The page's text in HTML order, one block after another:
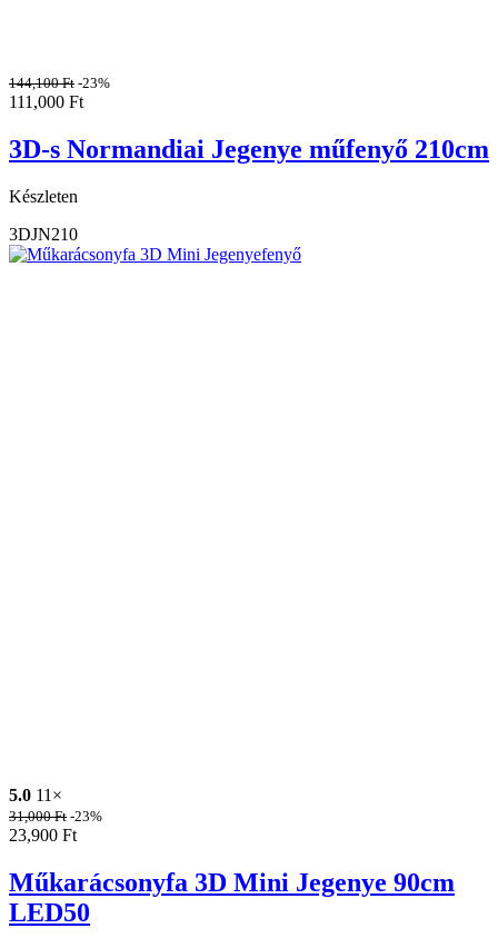
144,100Ft -23%
111,000 Ft
3D-s Normandiai Jegenye műfenyő 210cm
Készleten
3DJN210
5.0 11×
31,000Ft -23%
23,900 Ft
Műkarácsonyfa 3D Mini Jegenye 90cm
LED50